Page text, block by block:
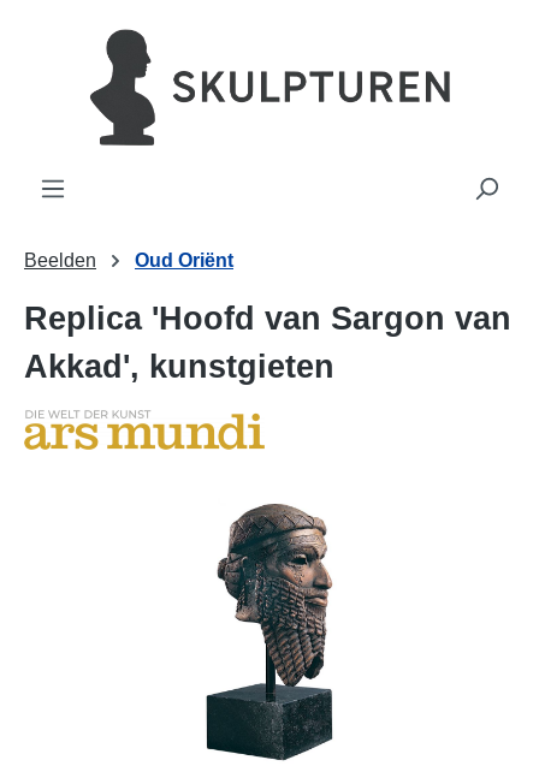
Beelden Oud Oriënt
Replica 'Hoofd van Sargon van
Akkad', kunstgieten
Afbeeldingengalerij overslaan